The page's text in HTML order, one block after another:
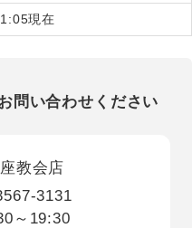
現在
問い合わせください
教会店
3131
～19:30